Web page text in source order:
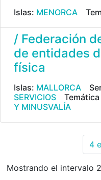
Islas: MENORCA
/ Federación
de entidades
física
Islas: MALLORCA
SERVICIOS
Y MINUSVALÍA
4
Mostrando el intervalo